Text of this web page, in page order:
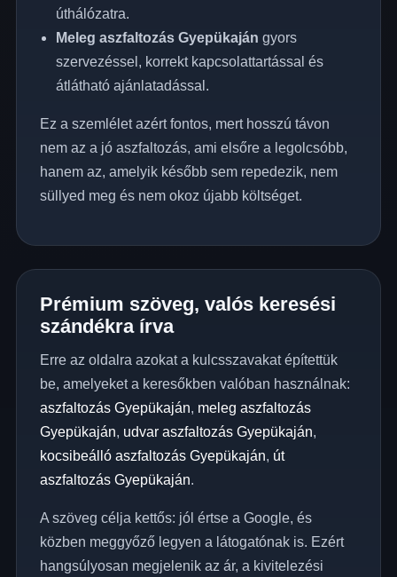
úthálózatra.
Meleg aszfaltozás Gyepükaján gyors
szervezéssel, korrekt kapcsolattartással és
átlátható ajánlatadással.
Ez a szemlélet azért fontos, mert hosszú távon
nem az a jó aszfaltozás, ami elsőre a legolcsóbb,
hanem az, amelyik később sem repedezik, nem
süllyed meg és nem okoz újabb költséget.
Prémium szöveg, valós keresési
szándékra írva
Erre az oldalra azokat a kulcsszavakat építettük
be, amelyeket a keresőkben valóban használnak:
aszfaltozás Gyepükaján, meleg aszfaltozás
Gyepükaján, udvar aszfaltozás Gyepükaján,
kocsibeálló aszfaltozás Gyepükaján, út
aszfaltozás Gyepükaján.
A szöveg célja kettős: jól értse a Google, és
közben meggyőző legyen a látogatónak is. Ezért
hangsúlyosan megjelenik az ár, a kivitelezési